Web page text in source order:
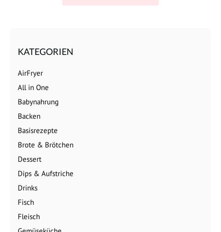
KATEGORIEN
AirFryer
All in One
Babynahrung
Backen
Basisrezepte
Brote & Brötchen
Dessert
Dips & Aufstriche
Drinks
Fisch
Fleisch